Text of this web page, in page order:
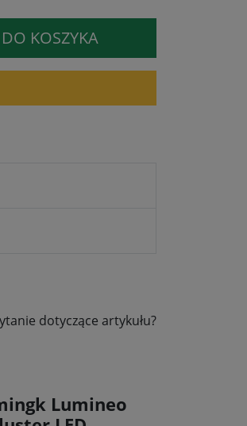
KOSZYKA
dotyczące artykułu?
Lumineo